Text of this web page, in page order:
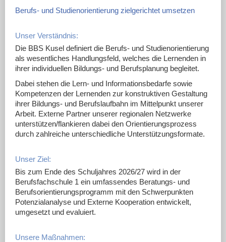
Berufs- und Studienorientierung zielgerichtet umsetzen
Unser Verständnis:
Die BBS Kusel definiert die Berufs- und Studienorientierung
als wesentliches Handlungsfeld, welches die Lernenden in
ihrer individuellen Bildungs- und Berufsplanung begleitet.
Dabei stehen die Lern- und Informationsbedarfe sowie
Kompetenzen der Lernenden zur konstruktiven Gestaltung
ihrer Bildungs- und Berufslaufbahn im Mittelpunkt unserer
Arbeit. Externe Partner unserer regionalen Netzwerke
unterstützen/flankieren dabei den Orientierungsprozess
durch zahlreiche unterschiedliche Unterstützungsformate.
Unser Ziel:
Bis zum Ende des Schuljahres 2026/27 wird in der
Berufsfachschule 1 ein umfassendes Beratungs- und
Berufsorientierungsprogramm mit den Schwerpunkten
Potenzialanalyse und Externe Kooperation entwickelt,
umgesetzt und evaluiert.
Unsere Maßnahmen: